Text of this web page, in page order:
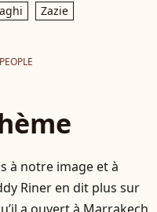
Zazie
à notre image et à
Riner en dit plus sur